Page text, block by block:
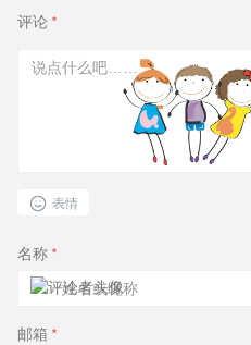
评论 *
表情
名称 *
邮箱 *